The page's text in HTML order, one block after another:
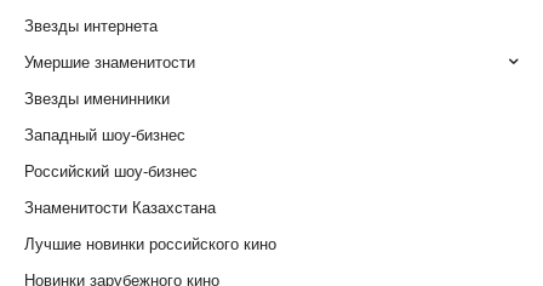
Звезды интернета
Умершие знаменитости
Звезды именинники
Западный шоу-бизнес
Российский шоу-бизнес
Знаменитости Казахстана
Лучшие новинки российского кино
Новинки зарубежного кино